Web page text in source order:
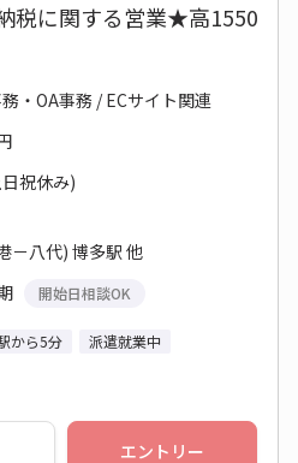
税に関する営業★高1550
・OA事務 / ECサイト関連
祝休み)
－八代) 博多駅 他
開始日相談OK
から5分
派遣就業中
エントリー